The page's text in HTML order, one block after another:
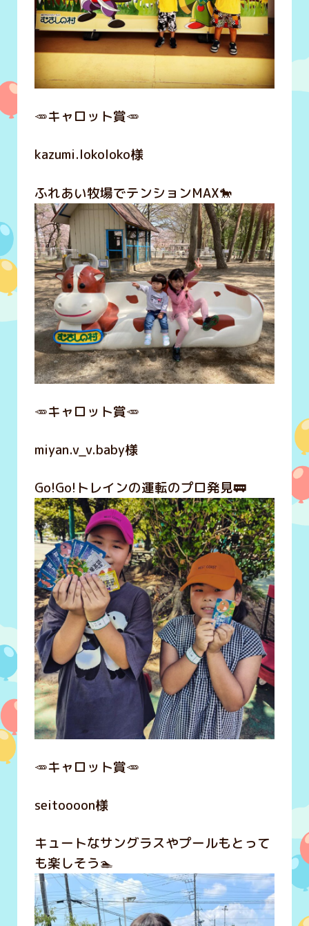
🥕キャロット賞🥕
kazumi.lokoloko様
ふれあい牧場でテンションMAX🐎
🥕キャロット賞🥕
miyan.v_v.baby様
Go!Go!トレインの運転のプロ発見🚃
🥕キャロット賞🥕
seitoooon様
キュートなサングラスやプールもとって
も楽しそう🏊